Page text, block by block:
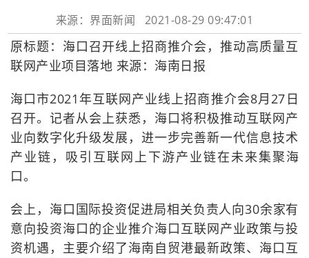
来源：界面新闻 2021-08-29 09:47:01
原标题：海口召开线上招商推介会，推动高质量互
联网产业项目落地 来源：海南日报
海口市2021年互联网产业线上招商推介会8月27日
召开。记者从会上获悉，海口将积极推动互联网产
业向数字化升级发展，进一步完善新一代信息技术
产业链，吸引互联网上下游产业链在未来集聚海
口。
会上，海口国际投资促进局相关负责人向30余家有
意向投资海口的企业推介海口互联网产业政策与投
资机遇，主要介绍了海南自贸港最新政策、海口互